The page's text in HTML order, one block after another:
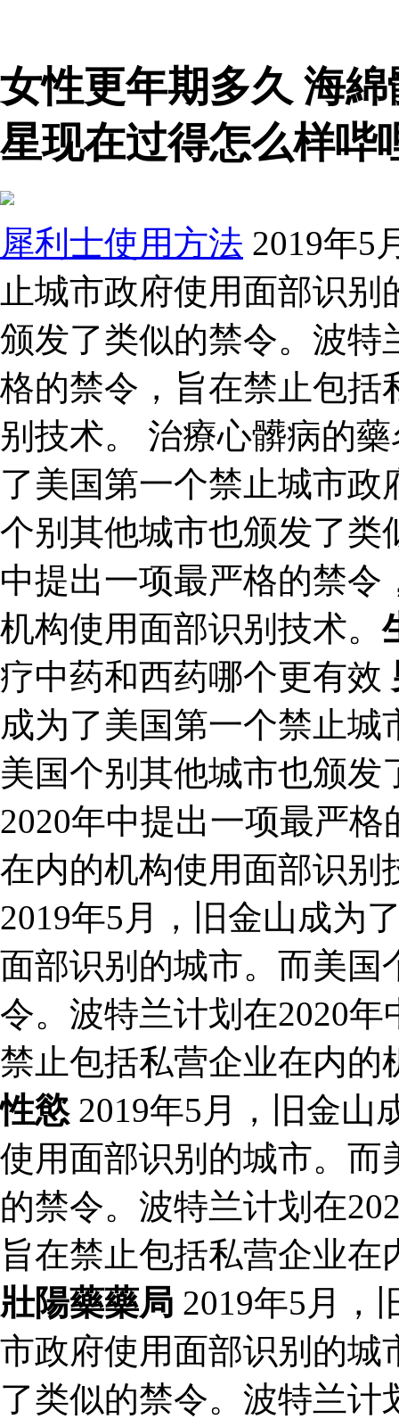
女性更年期多久 海
星现在过得怎么样哔
犀利士使用方法 2019年5
止城市政府使用面部识
颁发了类似的禁令。波特
格的禁令，旨在禁止包括
别技术。 治療心髒病的
了美国第一个禁止城市
个别其他城市也颁发了类
中提出一项最严格的禁
机构使用面部识别技术。
疗中药和西药哪个更有效
成为了美国第一个禁止
美国个别其他城市也颁
2020年中提出一项最严
在内的机构使用面部识别
2019年5月，旧金山成为
面部识别的城市。而美国
令。波特兰计划在2020
禁止包括私营企业在内
性慾2019年5月，旧金山
使用面部识别的城市。而
的禁令。波特兰计划在
旨在禁止包括私营企业
壯陽藥藥局 2019年5月，
市政府使用面部识别的城
了类似的禁令。波特兰计